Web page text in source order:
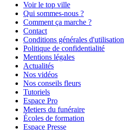
Voir le top ville
Qui sommes-nous ?
Comment ça marche ?
Contact
Conditions générales d'utilisation
Politique de confidentialité
Mentions légales
Actualités
Nos vidéos
Nos conseils fleurs
Tutoriels
Espace Pro
Metiers du funéraire
Écoles de formation
Espace Presse